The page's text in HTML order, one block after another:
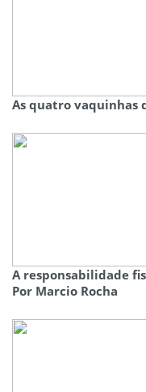
As quatro vaquinhas
A responsabilidade
Por Marcio Rocha